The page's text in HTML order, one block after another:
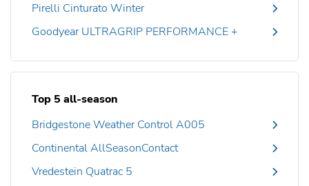
Pirelli Cinturato Winter
Goodyear ULTRAGRIP PERFORMANCE +
Top 5 all-season
Bridgestone Weather Control A005
Continental AllSeasonContact
Vredestein Quatrac 5